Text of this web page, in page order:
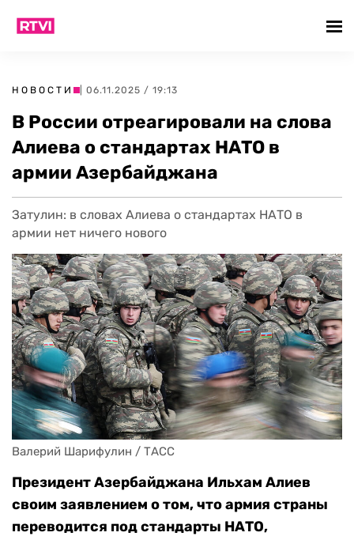
НОВОСТИ | 06.11.2025 / 19:13
В России отреагировали на слова
Алиева о стандартах НАТО в
армии Азербайджана
Затулин: в словах Алиева о стандартах НАТО в
армии нет ничего нового
Валерий Шарифулин / ТАСС
Президент Азербайджана Ильхам Алиев
своим заявлением о том, что армия страны
переводится под стандарты НАТО,